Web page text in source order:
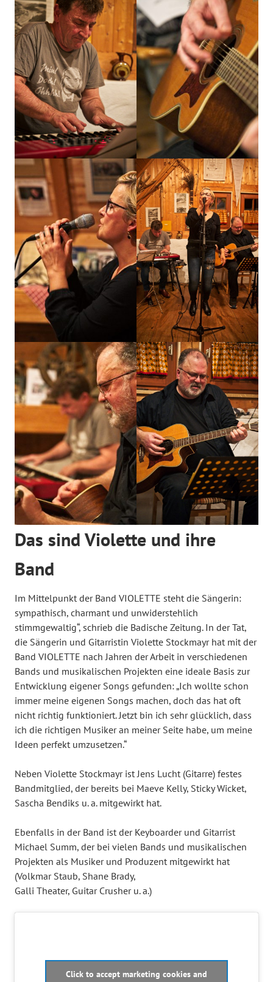
Das sind Violette und ihre
Band
Im Mittelpunkt der Band VIOLETTE steht die Sängerin:
sympathisch, charmant und unwiderstehlich
stimmgewaltig“, schrieb die Badische Zeitung. In der Tat,
die Sängerin und Gitarristin Violette Stockmayr hat mit der
Band VIOLETTE nach Jahren der Arbeit in verschiedenen
Bands und musikalischen Projekten eine ideale Basis zur
Entwicklung eigener Songs gefunden: „Ich wollte schon
immer meine eigenen Songs machen, doch das hat oft
nicht richtig funktioniert. Jetzt bin ich sehr glücklich, dass
ich die richtigen Musiker an meiner Seite habe, um meine
Ideen perfekt umzusetzen.“
Neben Violette Stockmayr ist Jens Lucht (Gitarre) festes
Bandmitglied, der bereits bei Maeve Kelly, Sticky Wicket,
Sascha Bendiks u. a. mitgewirkt hat.
Ebenfalls in der Band ist der Keyboarder und Gitarrist
Michael Summ, der bei vielen Bands und musikalischen
Projekten als Musiker und Produzent mitgewirkt hat
(Volkmar Staub, Shane Brady,
Galli Theater, Guitar Crusher u. a.)
Click to accept marketing cookies and